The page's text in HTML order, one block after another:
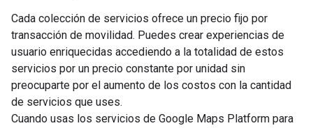
Cada colección de servicios ofrece un precio fijo por
transacción de movilidad. Puedes crear experiencias de
usuario enriquecidas accediendo a la totalidad de estos
servicios por un precio constante por unidad sin
preocuparte por el aumento de los costos con la cantidad
de servicios que uses.
Cuando usas los servicios de Google Maps Platform para